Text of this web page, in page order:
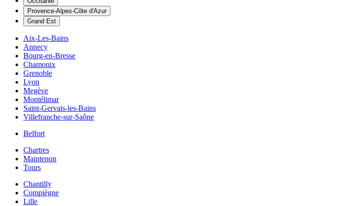
Provence-Alpes-Côte d'Azur
Grand Est
Aix-Les-Bains
Annecy
Bourg-en-Bresse
Chamonix
Grenoble
Lyon
Megève
Montélimar
Saint-Gervais-les-Bains
Villefranche-sur-Saône
Belfort
Chartres
Maintenon
Tours
Chantilly
Compiègne
Lille